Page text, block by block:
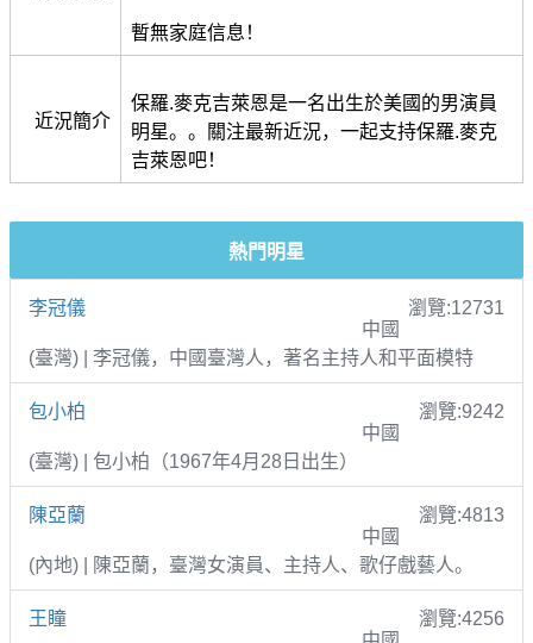
暫無家庭信息！
近況簡介
保羅.麥克吉萊恩是一名出生於美國的男演員
明星。。關注最新近況，一起支持保羅.麥克
吉萊恩吧！
熱門明星
李冠儀
瀏覽:12731
中國
(臺灣) | 李冠儀，中國臺灣人，著名主持人和平面模特
包小柏
瀏覽:9242
中國
(臺灣) | 包小柏（1967年4月28日出生）
陳亞蘭
瀏覽:4813
中國
(內地) | 陳亞蘭，臺灣女演員、主持人、歌仔戲藝人。
王瞳
瀏覽:4256